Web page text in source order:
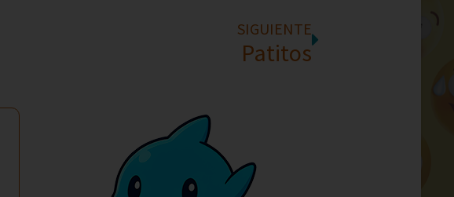
SIGUIENTE
Patitos